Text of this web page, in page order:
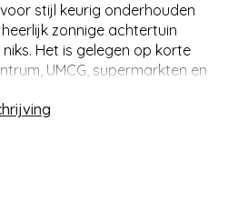
stijl keurig onderhouden
zonnige achtertuin
Het is gelegen op korte
UMCG, supermarkten en
plaatje!Begane grond:
keuken is voorzien van een